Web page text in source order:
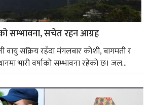
सम्भावना, सचेत रहन आग्रह
सक्रिय रहँदा मंगलबार कोशी, बागमती र
भारी वर्षाको सम्भावना रहेको छ। जल...